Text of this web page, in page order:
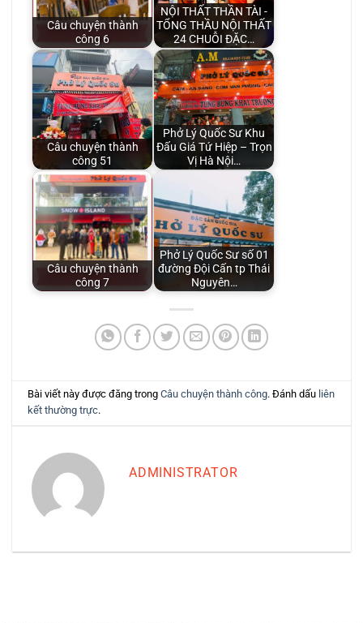
Câu chuyện thành
công 6
NỘI THẤT THẦN TÀI -
TỔNG THẦU NỘI THẤT
24 CHUỖI ĐẶC…
Câu chuyện thành
công 51
Phở Lý Quốc Sư Khu
Đấu Giá Tứ Hiệp – Trọn
Vị Hà Nội…
Câu chuyện thành
công 7
Phở Lý Quốc Sư số 01
đường Đội Cấn tp Thái
Nguyên…
Bài viết này được đăng trongCâu chuyện thành công. Đánh dấu liên
kết thường trực.
ADMINISTRATOR